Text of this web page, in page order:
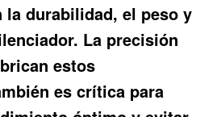
la durabilidad, el peso y
La precisión
estos
es crítica para